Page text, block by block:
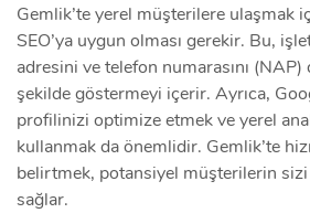
Gemlik’te yerel müşterilere ulaşmak
SEO’ya uygun olması gerekir. Bu,
adresini ve telefon numarasını
şekilde göstermeyi içerir. Ayrıca,
profilinizi optimize etmek ve yerel
kullanmak da önemlidir. Gemlik’te
belirtmek, potansiyel müşterilerin sizi
sağlar.